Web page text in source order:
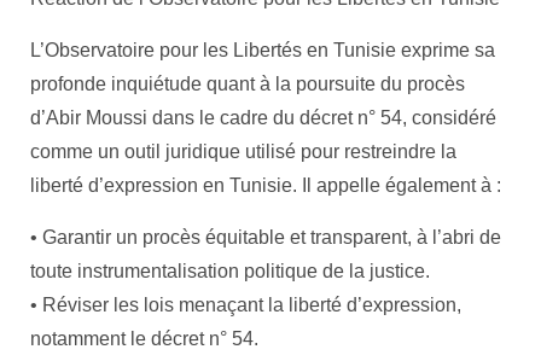
L’Observatoire pour les Libertés en Tunisie exprime sa
profonde inquiétude quant à la poursuite du procès
d’Abir Moussi dans le cadre du décret n° 54, considéré
comme un outil juridique utilisé pour restreindre la
liberté d’expression en Tunisie. Il appelle également à :
•⁠ ⁠Garantir un procès équitable et transparent, à l’abri de
toute instrumentalisation politique de la justice.
•⁠ ⁠Réviser les lois menaçant la liberté d’expression,
notamment le décret n° 54.